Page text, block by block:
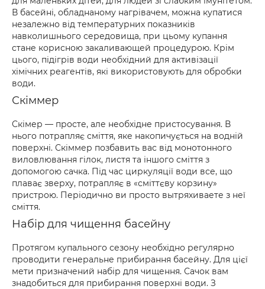
В басейні, обладнаному нагрівачем, можна купатися
незалежно від температурних показників
навколишнього середовища, при цьому купання
стане корисною закаливающей процедурою. Крім
цього, підігрів води необхідний для активізації
хімічних реагентів, які використовують для обробки
води.
Скіммер
Скімер — просте, але необхідне пристосування. В
нього потрапляє сміття, яке накопичується на водній
поверхні. Скіммер позбавить вас від монотонного
виловлювання гілок, листя та іншого сміття з
допомогою сачка. Під час циркуляції води все, що
плаває зверху, потрапляє в «сміттєву корзину»
пристрою. Періодично ви просто вытряхиваете з неї
сміття.
Набір для чищення басейну
Протягом купального сезону необхідно регулярно
проводити генеральне прибирання басейну. Для цієї
мети призначений набір для чищення. Сачок вам
знадобиться для прибирання поверхні води. З